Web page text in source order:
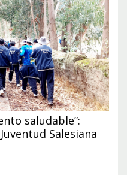
saludable”:
Salesiana